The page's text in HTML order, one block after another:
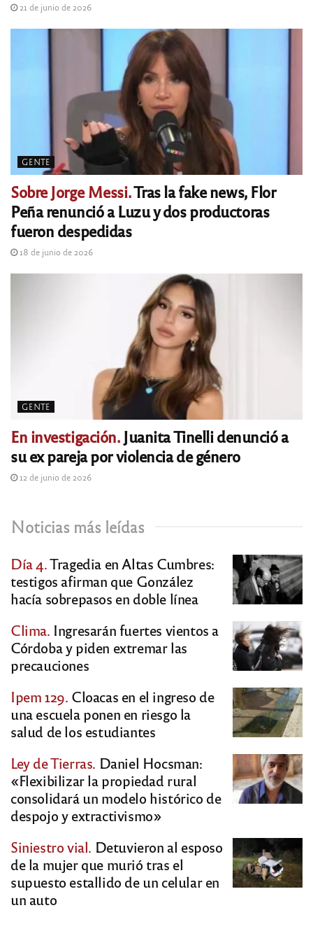
21 de junio de 2026
GENTE
Sobre Jorge Messi.Tras la fake news, Flor
Peña renunció a Luzu y dos productoras
fueron despedidas
18 de junio de 2026
GENTE
En investigación.Juanita Tinelli denunció a
su ex pareja por violencia de género
12 de junio de 2026
Noticias más leídas
Día 4.Tragedia en Altas Cumbres:
testigos afirman que González
hacía sobrepasos en doble línea
Clima. Ingresarán fuertes vientos a
Córdoba y piden extremar las
precauciones
Ipem 129. Cloacas en el ingreso de
una escuela ponen en riesgo la
salud de los estudiantes
Ley de Tierras. Daniel Hocsman:
«Flexibilizar la propiedad rural
consolidará un modelo histórico de
despojo y extractivismo»
Siniestro vial. Detuvieron al esposo
de la mujer que murió tras el
supuesto estallido de un celular en
un auto